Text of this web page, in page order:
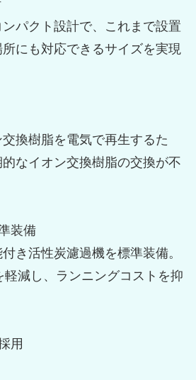
パクト設計で、これまで設置
にも対応できるサイズを実現
換樹脂を電気で再生するた
なイオン交換樹脂の交換が不
装備
き活性炭濾過機を標準装備。
軽減し、ランニングコストを抑
用